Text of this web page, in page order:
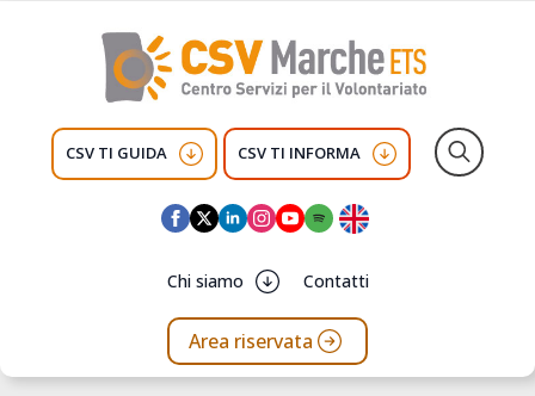
CSV TI GUIDA CSV TI INFORMA
Chi siamo Contatti
Area riservata